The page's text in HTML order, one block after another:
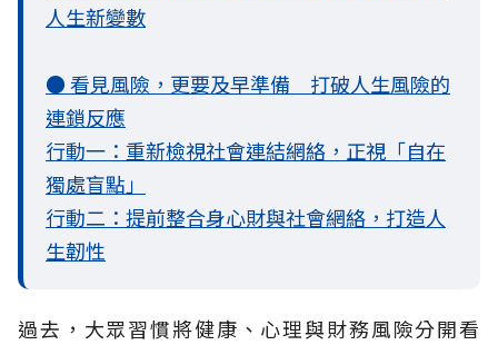
人生新變數
● 看見風險，更要及早準備 打破人生風險的
連鎖反應
行動一：重新檢視社會連結網絡，正視「自在
獨處盲點」
行動二：提前整合身心財與社會網絡，打造人
生韌性
過去，大眾習慣將健康、心理與財務風險分開看